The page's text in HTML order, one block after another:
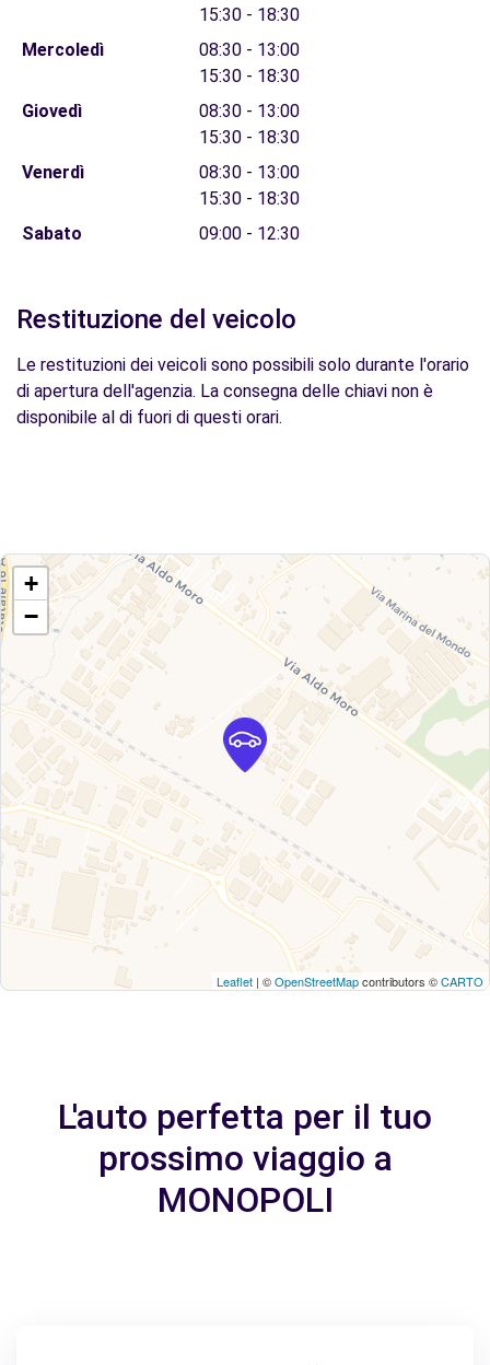
15:30 - 18:30
Mercoledì
08:30 - 13:00
15:30 - 18:30
Giovedì
08:30 - 13:00
15:30 - 18:30
Venerdì
08:30 - 13:00
15:30 - 18:30
Sabato
09:00 - 12:30
Restituzione del veicolo
Le restituzioni dei veicoli sono possibili solo durante l'orario
di apertura dell'agenzia. La consegna delle chiavi non è
disponibile al di fuori di questi orari.
+
−
Leaflet | ©OpenStreetMapcontributors ©CARTO
L'auto perfetta per il tuo
prossimo viaggio a
MONOPOLI